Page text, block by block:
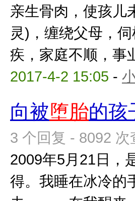
亲生骨肉，使孩儿
灵)，缠绕父母，
疾，家庭不顺，事
2017-4-2 15:05 -
向被堕胎的孩
3 个回复 - 8092 次
2009年5月21日，
得。我睡在冰冷的